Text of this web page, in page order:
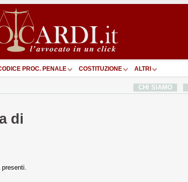
PROC. PENALE COSTITUZIONE ALTRI
CHI SIAMO
di